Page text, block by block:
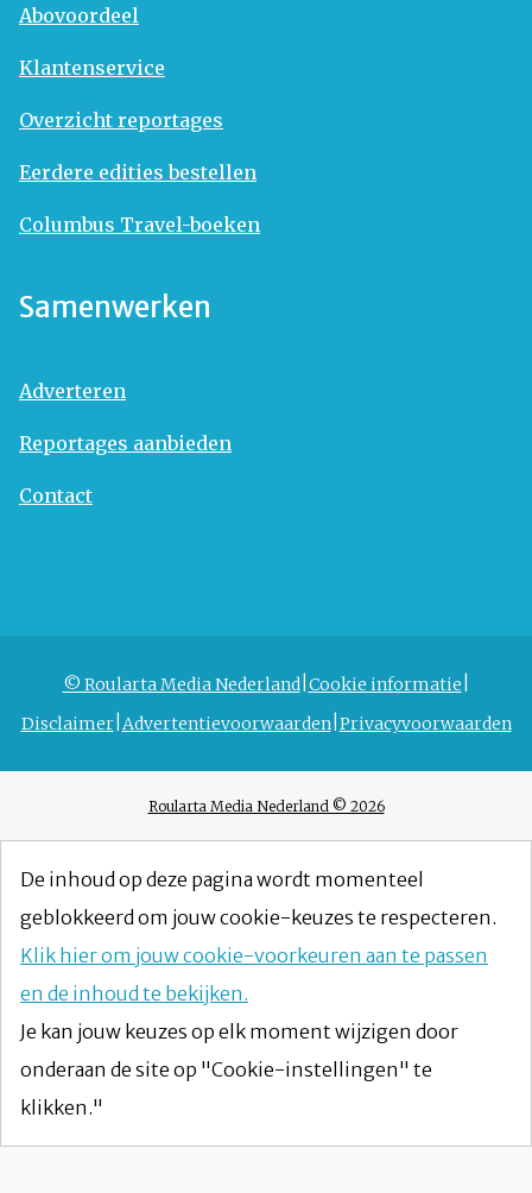
Abovoordeel
Klantenservice
Overzicht reportages
Eerdere edities bestellen
Columbus Travel-boeken
Samenwerken
Adverteren
Reportages aanbieden
Contact
© Roularta Media Nederland Cookie informatie
Disclaimer Advertentievoorwaarden Privacyvoorwaarden
Roularta Media Nederland © 2026
De inhoud op deze pagina wordt momenteel
geblokkeerd om jouw cookie-keuzes te respecteren.
Klik hier om jouw cookie-voorkeuren aan te passen
en de inhoud te bekijken.
Je kan jouw keuzes op elk moment wijzigen door
onderaan de site op "Cookie-instellingen" te
klikken."